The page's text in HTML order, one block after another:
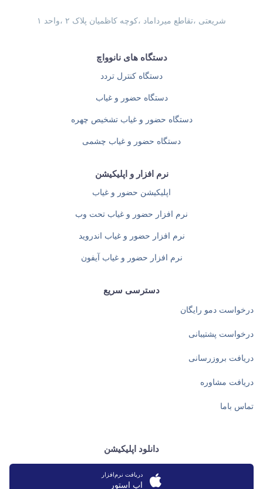
دانلود اپلیکیشن
دریافت نرم‌افزار
اپ استور
دسترسی سریع
درخواست دمو رایگان
درخواست پشتیبانی
دریافت بروزرسانی
دریافت مشاوره
تماس باما
نرم افزار و اپلیکیشن
اپلیکیشن حضور و غیاب
نرم افزار حضور و غیاب تحت وب
نرم افزار حضور و غیاب اندروید
نرم افزار حضور و غیاب آیفون
دستگاه های نانوواچ
دستگاه کنترل تردد
دستگاه حضور و غیاب
دستگاه حضور و غیاب تشخیص چهره
دستگاه حضور و غیاب چشمی
شریعتی ،تقاطع میرداماد ،کوچه کاظمیان پلاک ۲ ،واحد ۱